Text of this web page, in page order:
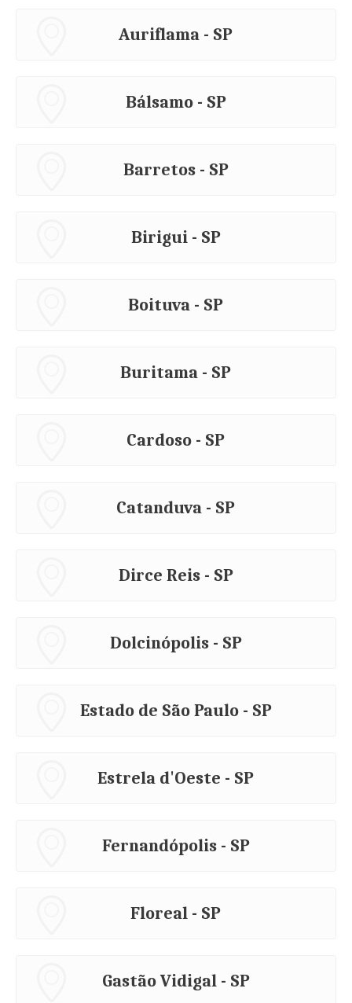
Auriflama - SP
Bálsamo - SP
Barretos - SP
Birigui - SP
Boituva - SP
Buritama - SP
Cardoso - SP
Catanduva - SP
Dirce Reis - SP
Dolcinópolis - SP
Estado de São Paulo - SP
Estrela d'Oeste - SP
Fernandópolis - SP
Floreal - SP
Gastão Vidigal - SP